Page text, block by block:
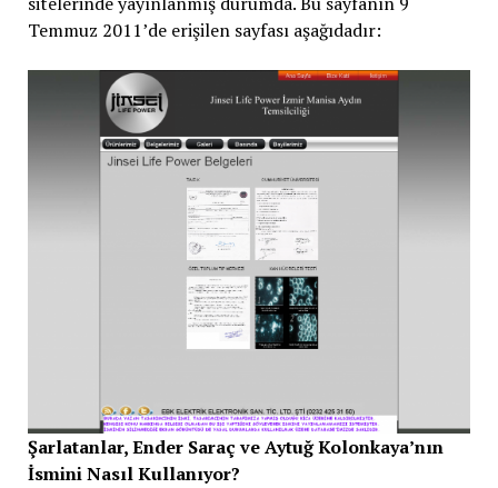
Temmuz 2011’de erişilen sayfası aşağıdadır:
Şarlatanlar, Ender Saraç ve Aytuğ Kolonkaya’nın
İsmini Nasıl Kullanıyor?